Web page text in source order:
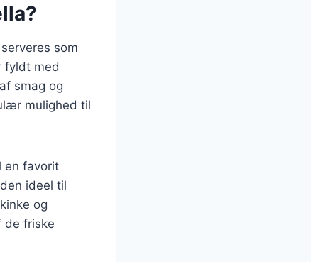
som
fyldt med
smag og
mulighed til
en favorit
ideel til
og
de friske